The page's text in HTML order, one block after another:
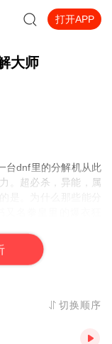
打开APP
大师
台dnf里的分解机从此
。超必杀，异能，属
名拳皇里的爆衣狂
切换顺序